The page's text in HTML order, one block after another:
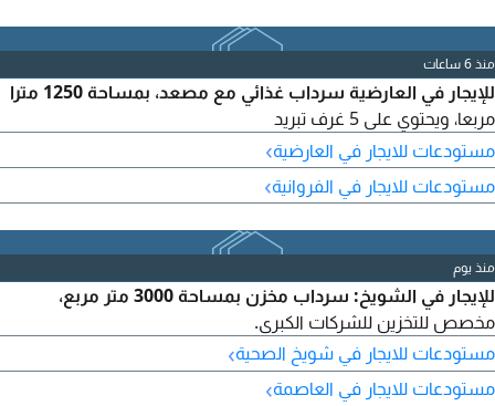
منذ 6 ساعات
للإيجار في العارضية سرداب غذائي مع مصعد، بمساحة 1250 مترا
مربعا، ويحتوي على 5 غرف تبريد
مستودعات للايجار في العارضية›
مستودعات للايجار في الفروانية›
منذ يوم
للإيجار في الشويخ: سرداب مخزن بمساحة 3000 متر مربع،
مخصص للتخزين للشركات الكبرى.
مستودعات للايجار في شويخ الصحية›
مستودعات للايجار في العاصمة›